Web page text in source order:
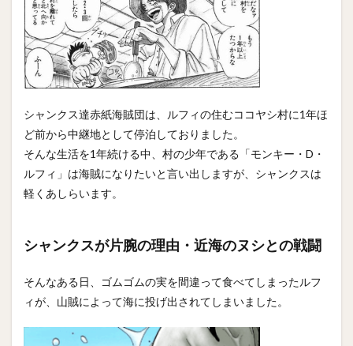
シャンクス達赤紙海賊団は、ルフィの住むココヤシ村に1年ほ
ど前から中継地として停泊しておりました。
そんな生活を1年続ける中、村の少年である「モンキー・D・
ルフィ」は海賊になりたいと言い出しますが、シャンクスは
軽くあしらいます。
シャンクスが片腕の理由・近海のヌシとの戦闘
そんなある日、ゴムゴムの実を間違って食べてしまったルフ
ィが、山賊によって海に投げ出されてしまいました。